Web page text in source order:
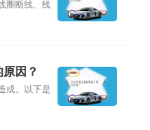
圈断线、线
因？
成。以下是